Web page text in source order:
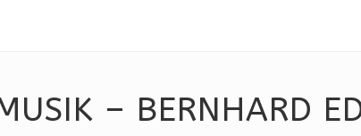
– BERNHARD